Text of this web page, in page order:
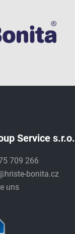
Service s.r.o.
709 266
bonita.cz
uns